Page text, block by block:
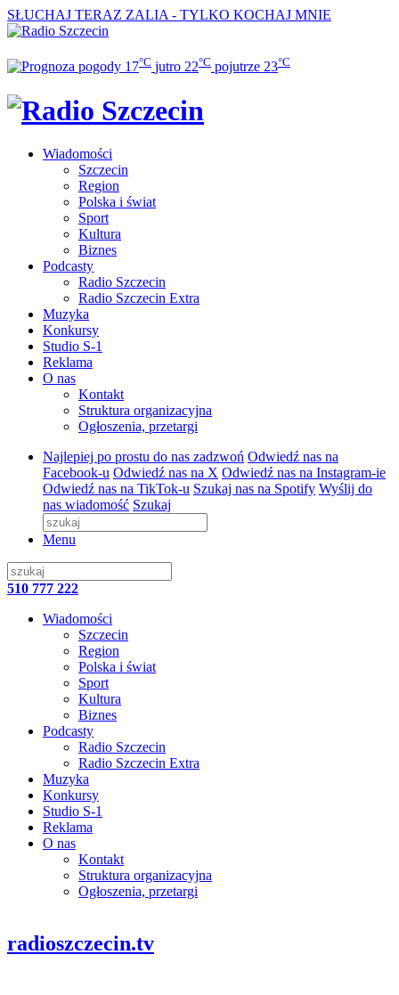
SŁUCHAJ TERAZ ZALIA - TYLKO KOCHAJ MNIE
17°C jutro 22°C pojutrze 23°C
Wiadomości
Szczecin
Region
Polska i świat
Sport
Kultura
Biznes
Podcasty
Radio Szczecin
Radio Szczecin Extra
Muzyka
Konkursy
Studio S-1
Reklama
O nas
Kontakt
Struktura organizacyjna
Ogłoszenia, przetargi
Najlepiej po prostu do nas zadzwoń Odwiedź nas na
Facebook-u Odwiedź nas na X Odwiedź nas na Instagram-ie
Odwiedź nas na TikTok-u Szukaj nas na Spotify Wyślij do
nas wiadomość Szukaj
Menu
510 777 222
Wiadomości
Szczecin
Region
Polska i świat
Sport
Kultura
Biznes
Podcasty
Radio Szczecin
Radio Szczecin Extra
Muzyka
Konkursy
Studio S-1
Reklama
O nas
Kontakt
Struktura organizacyjna
Ogłoszenia, przetargi
radioszczecin.tv